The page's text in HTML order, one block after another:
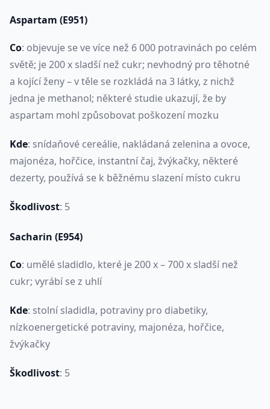
Aspartam (E951)
Co: objevuje se ve více než 6 000 potravinách po celém
světě; je 200 x sladší než cukr; nevhodný pro těhotné
a kojící ženy – v těle se rozkládá na 3 látky, z nichž
jedna je methanol; některé studie ukazují, že by
aspartam mohl způsobovat poškození mozku
Kde: snídaňové cereálie, nakládaná zelenina a ovoce,
majonéza, hořčice, instantní čaj, žvýkačky, některé
dezerty, používá se k běžnému slazení místo cukru
Škodlivost: 5
Sacharin (E954)
Co: umělé sladidlo, které je 200 x – 700 x sladší než
cukr; vyrábí se z uhlí
Kde: stolní sladidla, potraviny pro diabetiky,
nízkoenergetické potraviny, majonéza, hořčice,
žvýkačky
Škodlivost: 5